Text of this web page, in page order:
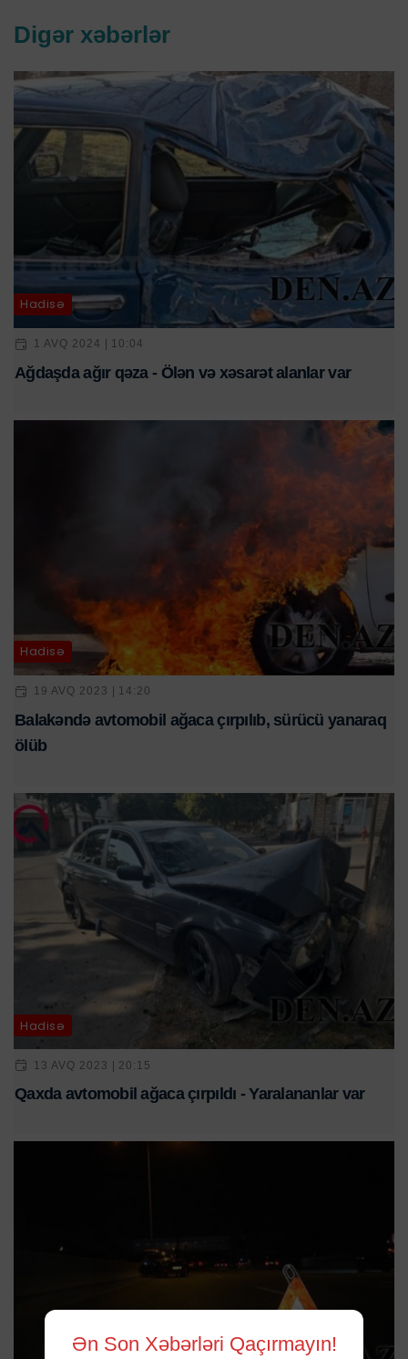
Digər xəbərlər
Hadisə
1 AVQ 2024 | 10:04
Ağdaşda ağır qəza - Ölən və xəsarət alanlar var
Hadisə
19 AVQ 2023 | 14:20
Balakəndə avtomobil ağaca çırpılıb, sürücü yanaraq
ölüb
Hadisə
13 AVQ 2023 | 20:15
Qaxda avtomobil ağaca çırpıldı - Yaralananlar var
Ən Son Xəbərləri Qaçırmayın!